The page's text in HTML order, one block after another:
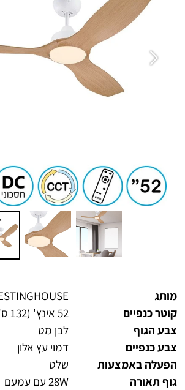
מותג
קוטר כנפיים
52 אינץ' (132 ס"מ)
צבע הגוף
לבן מט
צבע כנפיים
דמוי עץ אלון
הפעלה באמצעות
שלט
גוף תאורה
28W עם עמעם